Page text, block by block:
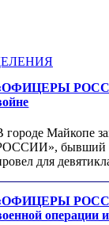
городе Майкопе
бывший
для
операции